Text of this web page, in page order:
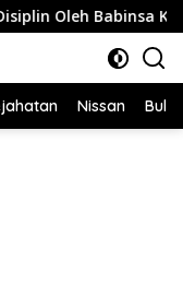
42-03/Pnh di
Nissan